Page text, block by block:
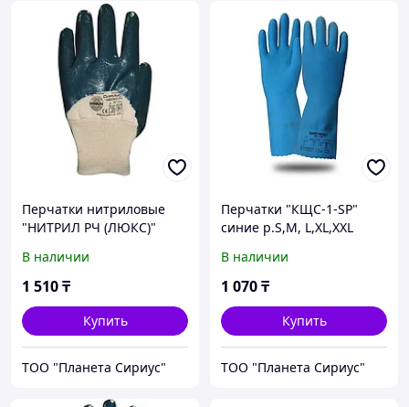
Перчатки нитриловые
"НИТРИЛ РЧ (ЛЮКС)"
р. 9,10,11 уп.120п.
В наличии
1 510₸
Купить
ТОО "Планета Сириус"
Перчатки "КЩС-1-SP"
синие р.S,M, L,XL,XXL
т.0,45мм,дл.300мм) уп120
В наличии
1 070₸
Купить
ТОО "Планета Сириус"